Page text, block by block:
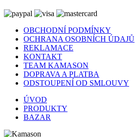
OBCHODNÍ PODMÍNKY
OCHRANA OSOBNÍCH ÚDAJŮ
REKLAMACE
KONTAKT
TEAM KAMASON
DOPRAVA A PLATBA
ODSTOUPENÍ OD SMLOUVY
ÚVOD
PRODUKTY
BAZAR